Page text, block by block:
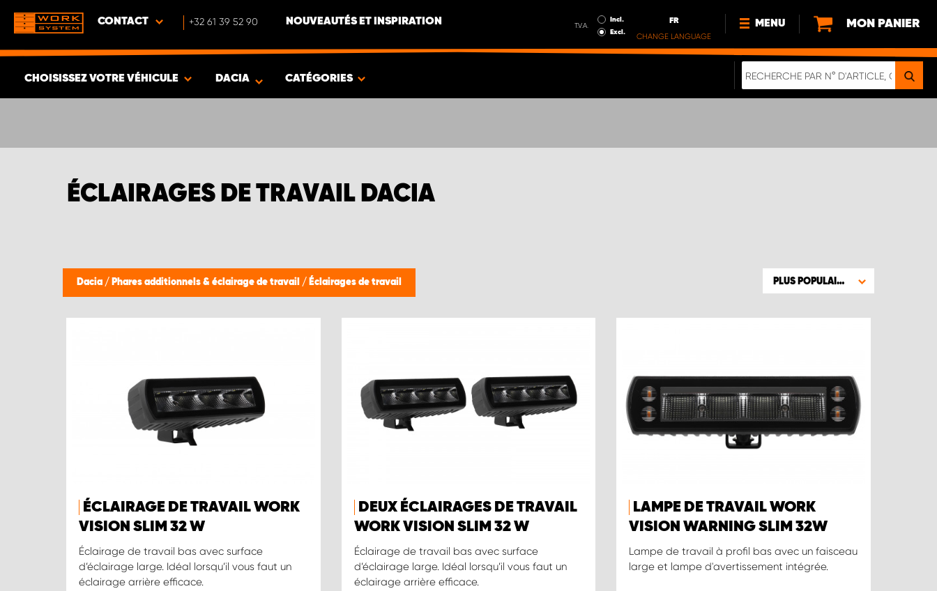
CONTACT +32 61 39 52 90 NOUVEAUTÉS ET INSPIRATION T.V.A.
Incl.
Excl.
FR
CHANGE LANGUAGE
MENU
NOUVEAUTÉS
MON PANIER
CHOISISSEZ VOTRE VÉHICULE DACIA CATÉGORIES
ÉCLAIRAGES DE TRAVAIL DACIA
Dacia / Phares additionnels & éclairage de travail / Éclairages de travail PLUS POPULAIRE
ÉCLAIRAGE DE TRAVAIL WORK
VISION SLIM 32 W
Éclairage de travail bas avec surface
d’éclairage large. Idéal lorsqu’il vous faut un
éclairage arrière efficace.
DEUX ÉCLAIRAGES DE TRAVAIL
WORK VISION SLIM 32 W
Éclairage de travail bas avec surface
d’éclairage large. Idéal lorsqu’il vous faut un
éclairage arrière efficace.
LAMPE DE TRAVAIL WORK
VISION WARNING SLIM 32W
Lampe de travail à profil bas avec un faisceau
large et lampe d'avertissement intégrée.